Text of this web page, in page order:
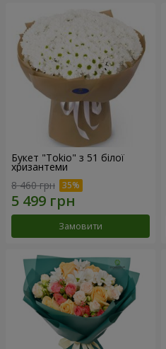
Букет "Tokio" з 51 білої
хризантеми
8 460 грн
Замовити